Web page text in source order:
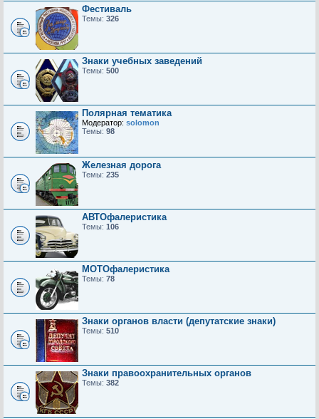
Фестиваль
Темы: 326
Знаки учебных заведений
Темы: 500
Полярная тематика
Модератор: solomon
Темы: 98
Железная дорога
Темы: 235
АВТОфалеристика
Темы: 106
МОТОфалеристика
Темы: 78
Знаки органов власти (депутатские знаки)
Темы: 510
Знаки правоохранительных органов
Темы: 382